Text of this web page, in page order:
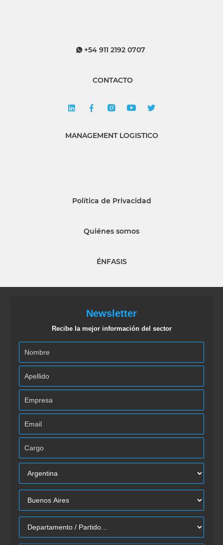
+54 911 2192 0707
CONTACTO
MANAGEMENT LOGISTICO
Política de Privacidad
Quiénes somos
ÉNFASIS
Newsletter
Recibe la mejor información del sector